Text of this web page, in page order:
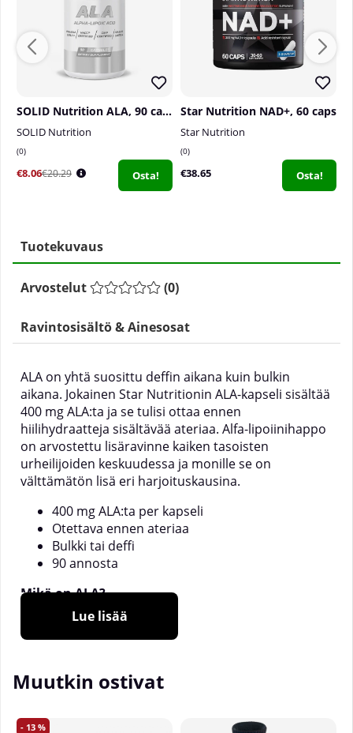
SOLID Nutrition ALA, 90 caps
SOLID Nutrition
0
€8.06€20.29 Osta!
Star Nutrition NAD+, 60 caps
Star Nutrition
0
€38.65 Osta!
Tuotekuvaus
Arvostelut (0)
Ravintosisältö & Ainesosat
ALA on yhtä suosittu deffin aikana kuin bulkin
aikana. Jokainen Star Nutritionin ALA-kapseli sisältää
400 mg ALA:ta ja se tulisi ottaa ennen
hiilihydraatteja sisältävää ateriaa. Alfa-lipoiinihappo
on arvostettu lisäravinne kaiken tasoisten
urheilijoiden keskuudessa ja monille se on
välttämätön lisä eri harjoituskausina.
400 mg ALA:ta per kapseli
Otettava ennen ateriaa
Bulkki tai deffi
90 annosta
Mikä on ALA?
ALA on lyhenne sanoista Alfa-lipoiinihappo. Se on
myös luonnollisesti kehossa, mutta suurempien
Star Nutritionin ALA:a. ALA liukenee sekä veteen että
ALA on lisäravinne, joka tulisi aina ottaa ruoan
Lue lisää
Muutkin ostivat
13